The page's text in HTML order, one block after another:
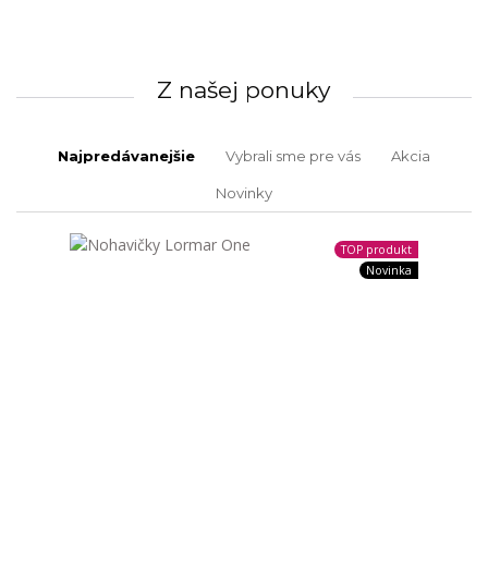
Z našej ponuky
Najpredávanejšie Vybrali sme pre vás Akcia
Novinky
TOP produkt
Novinka